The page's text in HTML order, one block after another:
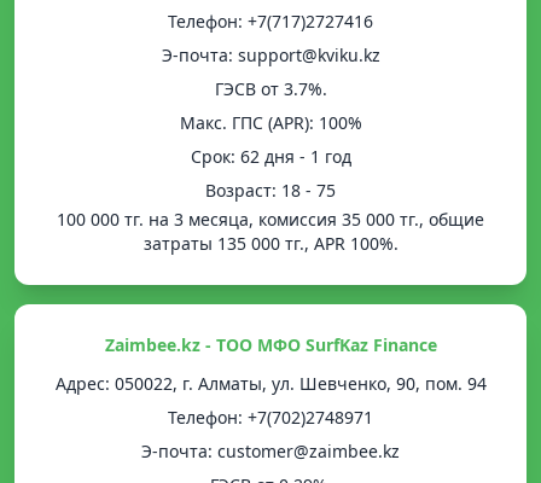
Телефон: +7(717)2727416
Э-почта: support@kviku.kz
ГЭСВ от 3.7%.
Mакс. ГПС (APR): 100%
Срок: 62 дня - 1 год
Возраст: 18 - 75
100 000 тг. на 3 месяца, комиссия 35 000 тг., общие
затраты 135 000 тг., APR 100%.
Zaimbee.kz - ТОО МФО SurfKaz Finance
Адрес: 050022, г. Алматы, ул. Шевченко, 90, пом. 94
Телефон: +7(702)2748971
Э-почта: customer@zaimbee.kz